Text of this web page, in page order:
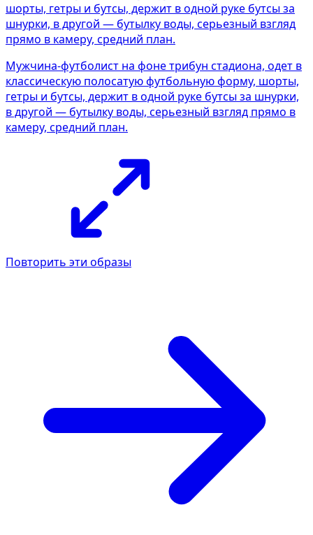
Мужчина-футболист на фоне трибун стадиона, одет в
классическую полосатую футбольную форму, шорты,
гетры и бутсы, держит в одной руке бутсы за шнурки,
в другой — бутылку воды, серьезный взгляд прямо в
камеру, средний план.
Повторить эти образы